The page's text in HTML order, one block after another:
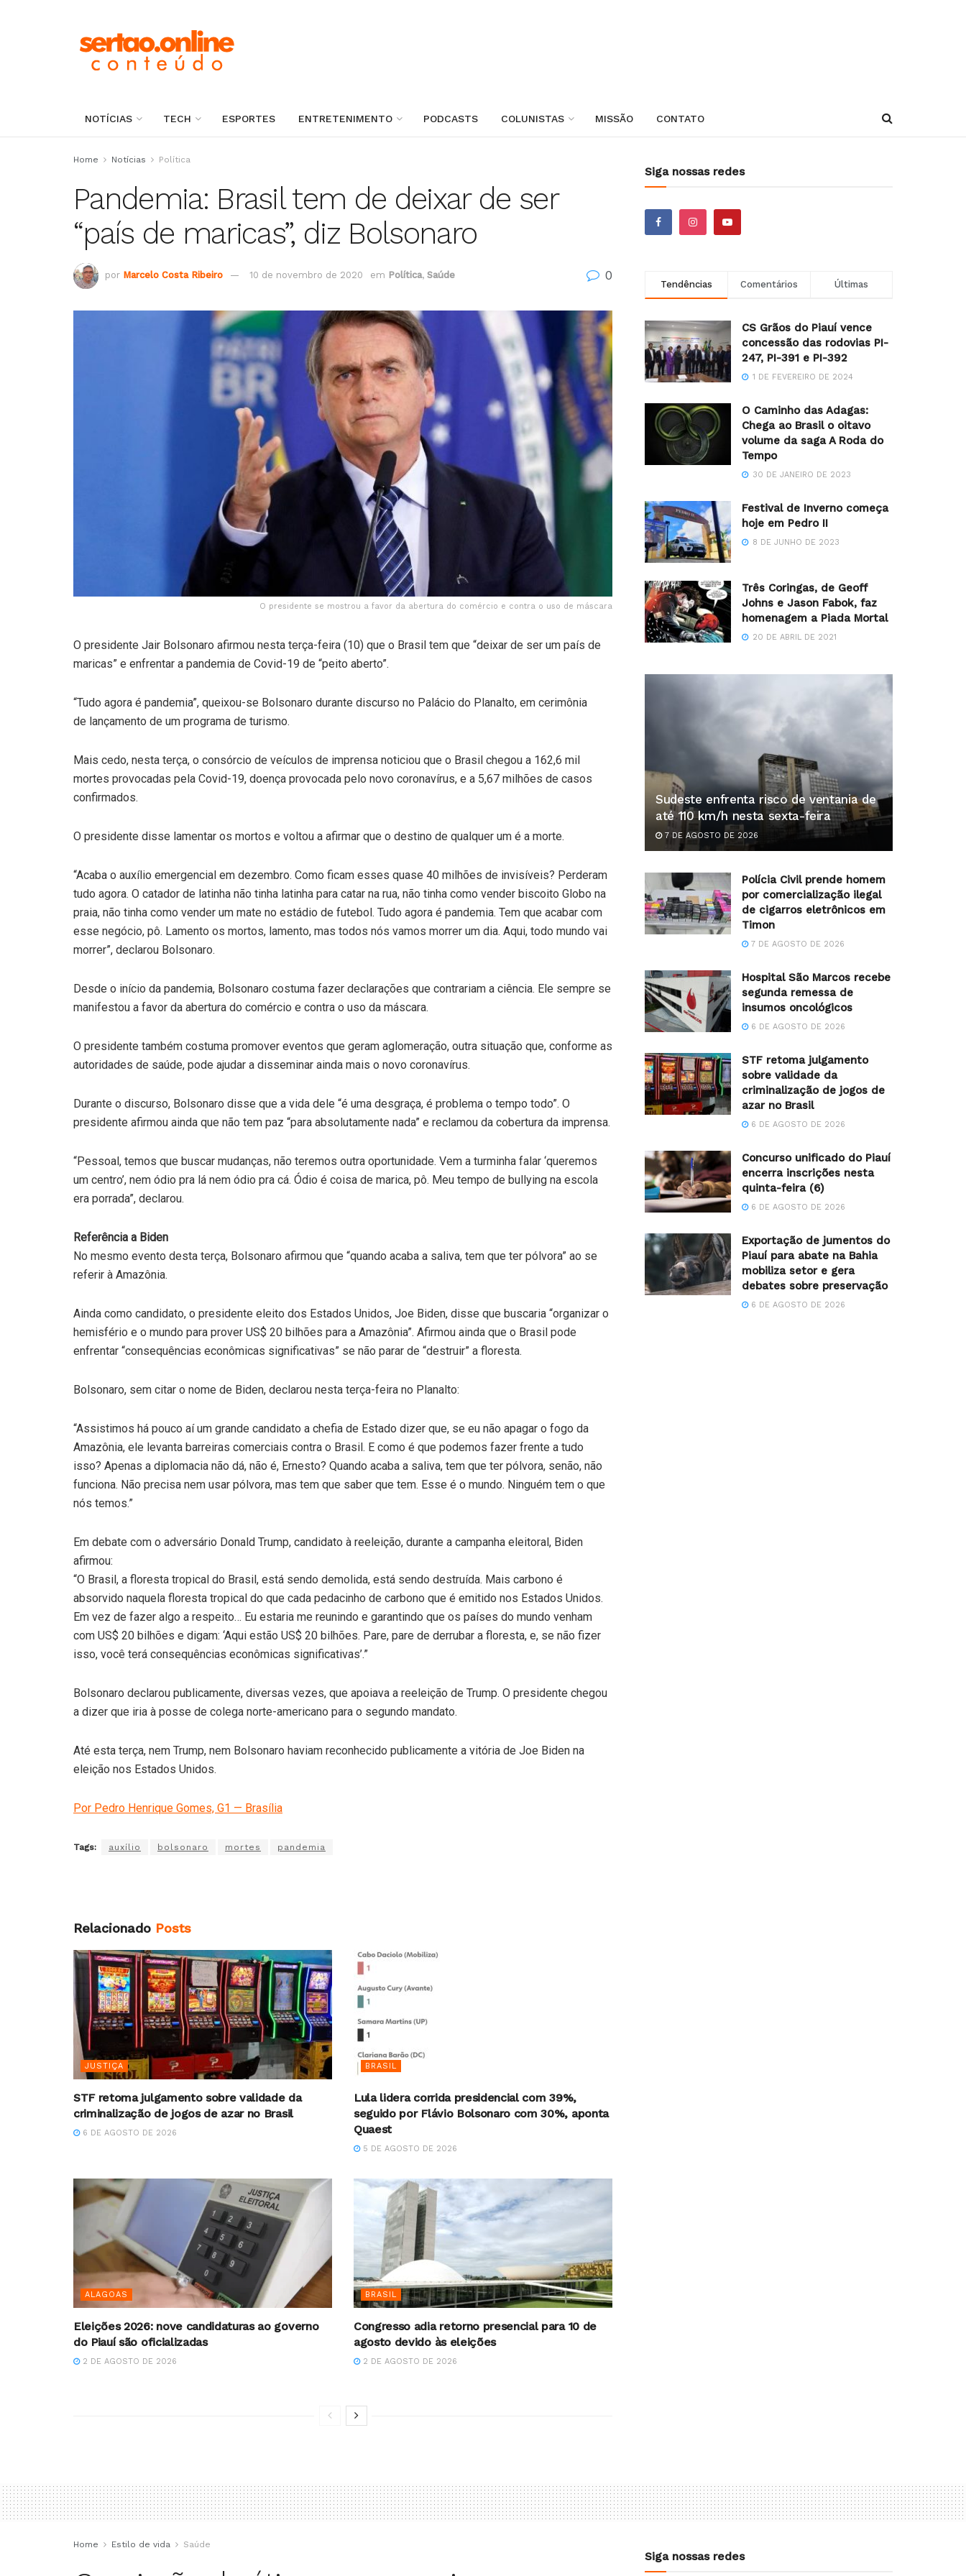
NOTÍCIAS TECH ESPORTES ENTRETENIMENTO PODCASTS COLUNISTAS MISSÃO CONTATO
Home Notícias Política
Pandemia: Brasil tem de deixar de ser
“país de maricas”, diz Bolsonaro
por Marcelo Costa Ribeiro 10 de novembro de 2020 em Política, Saúde 0
O presidente se mostrou a favor da abertura do comércio e contra o uso de máscara
O presidente Jair Bolsonaro afirmou nesta terça-feira (10) que o Brasil tem que “deixar de ser um país de
maricas” e enfrentar a pandemia de Covid-19 de “peito aberto”.
“Tudo agora é pandemia”, queixou-se Bolsonaro durante discurso no Palácio do Planalto, em cerimônia
de lançamento de um programa de turismo.
Mais cedo, nesta terça, o consórcio de veículos de imprensa noticiou que o Brasil chegou a 162,6 mil
mortes provocadas pela Covid-19, doença provocada pelo novo coronavírus, e a 5,67 milhões de casos
confirmados.
O presidente disse lamentar os mortos e voltou a afirmar que o destino de qualquer um é a morte.
“Acaba o auxílio emergencial em dezembro. Como ficam esses quase 40 milhões de invisíveis? Perderam
tudo agora. O catador de latinha não tinha latinha para catar na rua, não tinha como vender biscoito Globo na
praia, não tinha como vender um mate no estádio de futebol. Tudo agora é pandemia. Tem que acabar com
esse negócio, pô. Lamento os mortos, lamento, mas todos nós vamos morrer um dia. Aqui, todo mundo vai
morrer”, declarou Bolsonaro.
Desde o início da pandemia, Bolsonaro costuma fazer declarações que contrariam a ciência. Ele sempre se
manifestou a favor da abertura do comércio e contra o uso da máscara.
O presidente também costuma promover eventos que geram aglomeração, outra situação que, conforme as
autoridades de saúde, pode ajudar a disseminar ainda mais o novo coronavírus.
Durante o discurso, Bolsonaro disse que a vida dele “é uma desgraça, é problema o tempo todo”. O
presidente afirmou ainda que não tem paz “para absolutamente nada” e reclamou da cobertura da imprensa.
“Pessoal, temos que buscar mudanças, não teremos outra oportunidade. Vem a turminha falar ‘queremos
um centro’, nem ódio pra lá nem ódio pra cá. Ódio é coisa de marica, pô. Meu tempo de bullying na escola
era porrada”, declarou.
Referência a Biden
No mesmo evento desta terça, Bolsonaro afirmou que “quando acaba a saliva, tem que ter pólvora” ao se
referir à Amazônia.
Ainda como candidato, o presidente eleito dos Estados Unidos, Joe Biden, disse que buscaria “organizar o
hemisfério e o mundo para prover US$ 20 bilhões para a Amazônia”. Afirmou ainda que o Brasil pode
enfrentar “consequências econômicas significativas” se não parar de “destruir” a floresta.
Bolsonaro, sem citar o nome de Biden, declarou nesta terça-feira no Planalto:
“Assistimos há pouco aí um grande candidato a chefia de Estado dizer que, se eu não apagar o fogo da
Amazônia, ele levanta barreiras comerciais contra o Brasil. E como é que podemos fazer frente a tudo
isso? Apenas a diplomacia não dá, não é, Ernesto? Quando acaba a saliva, tem que ter pólvora, senão, não
funciona. Não precisa nem usar pólvora, mas tem que saber que tem. Esse é o mundo. Ninguém tem o que
nós temos.”
Em debate com o adversário Donald Trump, candidato à reeleição, durante a campanha eleitoral, Biden
afirmou:
“O Brasil, a floresta tropical do Brasil, está sendo demolida, está sendo destruída. Mais carbono é
absorvido naquela floresta tropical do que cada pedacinho de carbono que é emitido nos Estados Unidos.
Em vez de fazer algo a respeito… Eu estaria me reunindo e garantindo que os países do mundo venham
com US$ 20 bilhões e digam: ‘Aqui estão US$ 20 bilhões. Pare, pare de derrubar a floresta, e, se não fizer
isso, você terá consequências econômicas significativas’.”
Bolsonaro declarou publicamente, diversas vezes, que apoiava a reeleição de Trump. O presidente chegou
a dizer que iria à posse de colega norte-americano para o segundo mandato.
Até esta terça, nem Trump, nem Bolsonaro haviam reconhecido publicamente a vitória de Joe Biden na
eleição nos Estados Unidos.
Por Pedro Henrique Gomes, G1 — Brasília
Tags: auxílio bolsonaro mortes pandemia
Relacionado Posts
JUSTIÇA
STF retoma julgamento sobre validade da
criminalização de jogos de azar no Brasil
6 DE AGOSTO DE 2026
BRASIL
Lula lidera corrida presidencial com 39%,
seguido por Flávio Bolsonaro com 30%, aponta
Quaest
5 DE AGOSTO DE 2026
ALAGOAS
Eleições 2026: nove candidaturas ao governo
do Piauí são oficializadas
2 DE AGOSTO DE 2026
BRASIL
Congresso adia retorno presencial para 10 de
agosto devido às eleições
2 DE AGOSTO DE 2026
Siga nossas redes
Tendências Comentários Últimas
CS Grãos do Piauí vence
concessão das rodovias PI-
247, PI-391 e PI-392
1 DE FEVEREIRO DE 2024
O Caminho das Adagas:
Chega ao Brasil o oitavo
volume da saga A Roda do
Tempo
30 DE JANEIRO DE 2023
Festival de Inverno começa
hoje em Pedro II
8 DE JUNHO DE 2023
Três Coringas, de Geoff
Johns e Jason Fabok, faz
homenagem a Piada Mortal
20 DE ABRIL DE 2021
Sudeste enfrenta risco de ventania de
até 110 km/h nesta sexta-feira
7 DE AGOSTO DE 2026
Polícia Civil prende homem
por comercialização ilegal
de cigarros eletrônicos em
Timon
7 DE AGOSTO DE 2026
Hospital São Marcos recebe
segunda remessa de
insumos oncológicos
6 DE AGOSTO DE 2026
STF retoma julgamento
sobre validade da
criminalização de jogos de
azar no Brasil
6 DE AGOSTO DE 2026
Concurso unificado do Piauí
encerra inscrições nesta
quinta-feira (6)
6 DE AGOSTO DE 2026
Exportação de jumentos do
Piauí para abate na Bahia
mobiliza setor e gera
debates sobre preservação
6 DE AGOSTO DE 2026
Home Estilo de vida Saúde
Siga nossas redes